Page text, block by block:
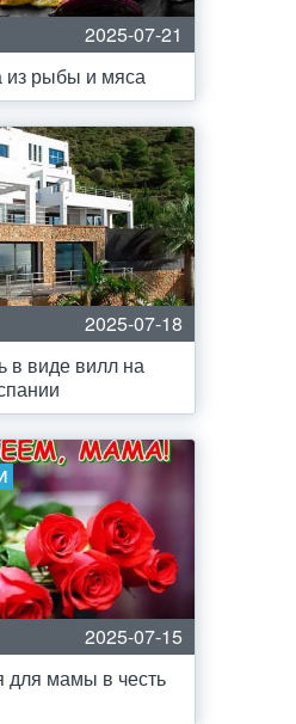
2025-07-21
из рыбы и мяса
2025-07-18
в виде вилл на
2025-07-15
для мамы в честь